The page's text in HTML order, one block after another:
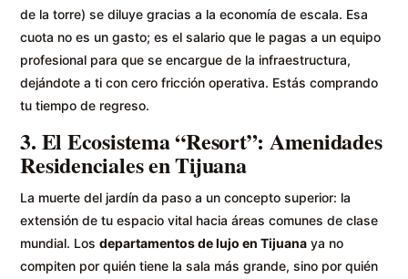
de la torre) se diluye gracias a la economía de escala. Esa
cuota no es un gasto; es el salario que le pagas a un equipo
profesional para que se encargue de la infraestructura,
dejándote a ti con cero fricción operativa. Estás comprando
tu tiempo de regreso.
3. El Ecosistema “Resort”: Amenidades
Residenciales en Tijuana
La muerte del jardín da paso a un concepto superior: la
extensión de tu espacio vital hacia áreas comunes de clase
mundial. Losdepartamentos de lujo en Tijuana ya no
compiten por quién tiene la sala más grande, sino por quién